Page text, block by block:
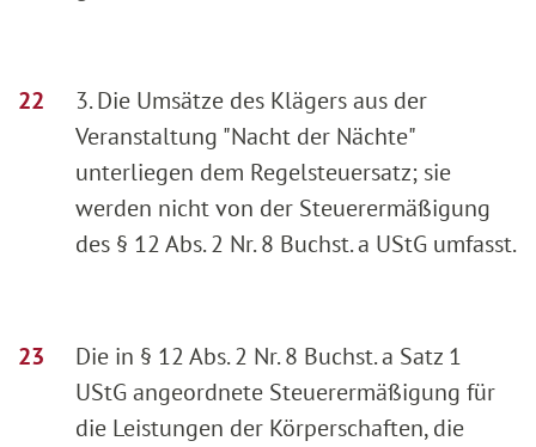
3. Die Umsätze des Klägers aus der
Veranstaltung "Nacht der Nächte"
unterliegen dem Regelsteuersatz; sie
werden nicht von der Steuerermäßigung
des § 12 Abs. 2 Nr. 8 Buchst. a UStG umfasst.
Die in § 12 Abs. 2 Nr. 8 Buchst. a Satz 1
UStG angeordnete Steuerermäßigung für
die Leistungen der Körperschaften, die